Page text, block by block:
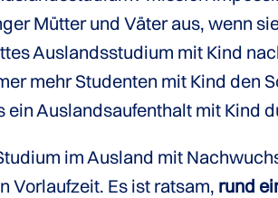
Mütter und Väter aus, wenn
Auslandsstudium mit Kind
mehr Studenten mit Kind den
ein Auslandsaufenthalt mit Kind
im Ausland mit
Vorlaufzeit. Es ist ratsam, rund